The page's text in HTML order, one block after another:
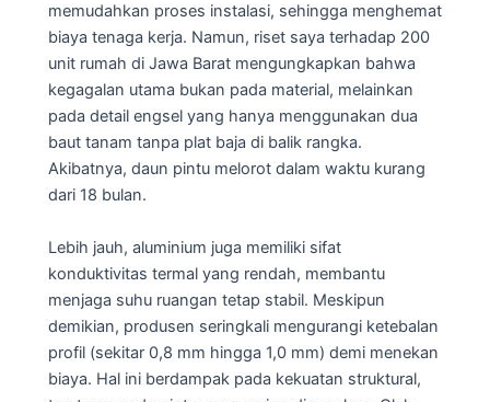
memudahkan proses instalasi, sehingga menghemat
biaya tenaga kerja. Namun, riset saya terhadap 200
unit rumah di Jawa Barat mengungkapkan bahwa
kegagalan utama bukan pada material, melainkan
pada detail engsel yang hanya menggunakan dua
baut tanam tanpa plat baja di balik rangka.
Akibatnya, daun pintu melorot dalam waktu kurang
dari 18 bulan.
Lebih jauh, aluminium juga memiliki sifat
konduktivitas termal yang rendah, membantu
menjaga suhu ruangan tetap stabil. Meskipun
demikian, produsen seringkali mengurangi ketebalan
profil (sekitar 0,8 mm hingga 1,0 mm) demi menekan
biaya. Hal ini berdampak pada kekuatan struktural,